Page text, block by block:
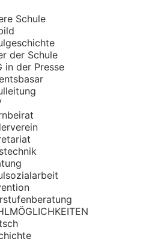
Schule
der Schule
in der Presse